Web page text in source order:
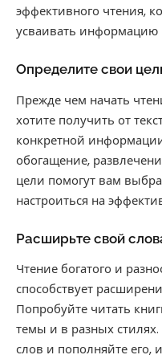
эффективного чтения,
усваивать информацию
Определите свои
Прежде чем начать
хотите получить от
конкретной
обогащение,
цели помогут вам
настроиться на
Расширьте свой
Чтение богатого и
способствует
Попробуйте читать
темы и в разных
слов и пополняйте его,